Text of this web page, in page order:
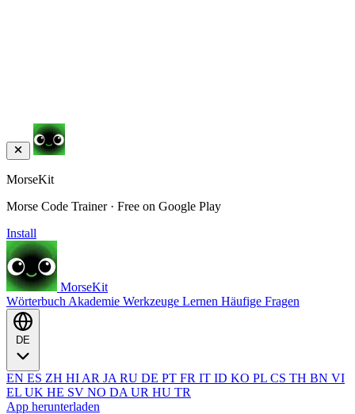
MorseKit
Morse Code Trainer · Free on Google Play
Install
MorseKit
Wörterbuch Akademie Werkzeuge Lernen Häufige Fragen
EN ES ZH HI AR JA RU DE PT FR IT ID KO PL CS TH BN VI
EL UK HE SV NO DA UR HU TR
App herunterladen